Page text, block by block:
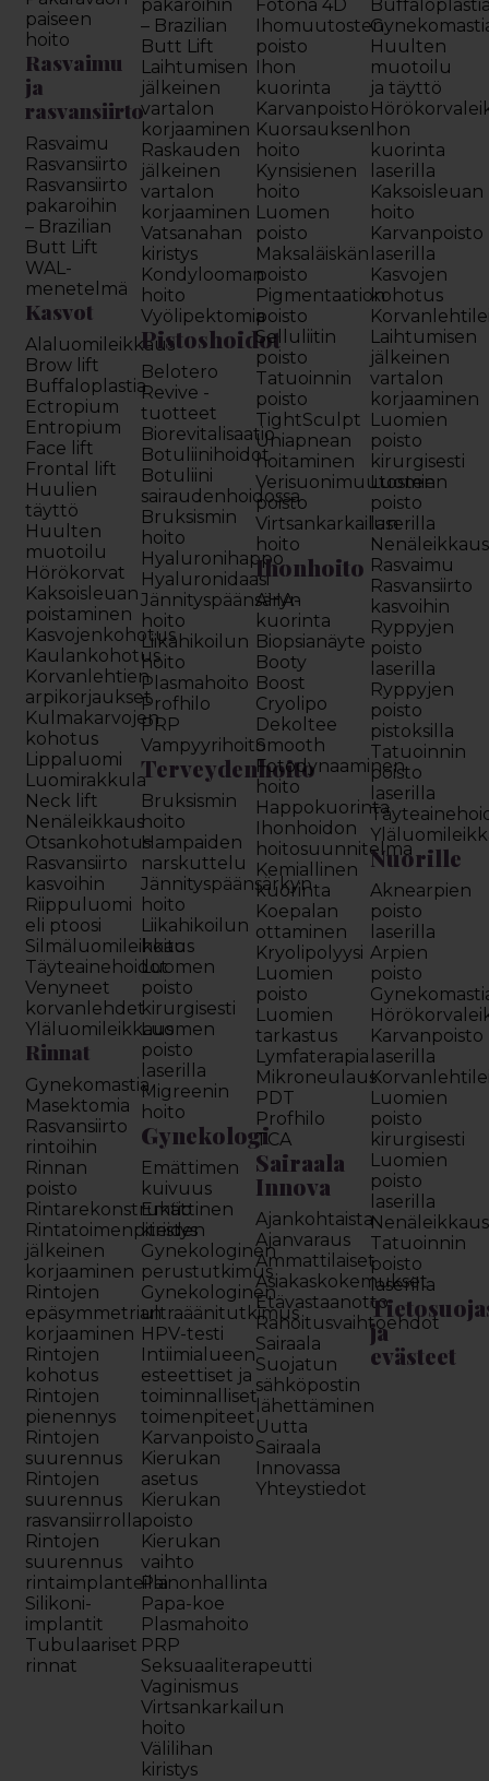
paiseen
hoito
Rasvaimu
ja
rasvansiirto
Rasvaimu
Rasvansiirto
Rasvansiirto
pakaroihin
– Brazilian
Butt Lift
WAL-
menetelmä
Kasvot
Alaluomileikkaus
Brow lift
Buffaloplastia
Ectropium
Entropium
Face lift
Frontal lift
Huulien
täyttö
Huulten
muotoilu
Hörökorvat
Kaksoisleuan
poistaminen
Kasvojenkohotus
Kaulankohotus
Korvanlehtien
arpikorjaukset
Kulmakarvojen
kohotus
Lippaluomi
Luomirakkula
Neck lift
Nenäleikkaus
Otsankohotus
Rasvansiirto
kasvoihin
Riippuluomi
eli ptoosi
Silmäluomileikkaus
Täyteainehoidot
Venyneet
korvanlehdet
Yläluomileikkaus
Rinnat
Gynekomastia
Masektomia
Rasvansiirto
rintoihin
Rinnan
poisto
Rintarekonstruktio
Rintatoimenpiteiden
jälkeinen
korjaaminen
Rintojen
epäsymmetrian
korjaaminen
Rintojen
kohotus
Rintojen
pienennys
Rintojen
suurennus
Rintojen
suurennus
rasvansiirrolla
Rintojen
suurennus
rintaimplanteilla
Silikoni-
implantit
Tubulaariset
rinnat
pakaroihin
– Brazilian
Butt Lift
Laihtumisen
jälkeinen
vartalon
korjaaminen
Raskauden
jälkeinen
vartalon
korjaaminen
Vatsanahan
kiristys
Kondylooman
hoito
Vyölipektomia
Pistoshoidot
Belotero
Revive -
tuotteet
Biorevitalisaatio
Botuliinihoidot
Botuliini
sairaudenhoidossa
Bruksismin
hoito
Hyaluronihappo
Hyaluronidaasi
Jännityspäänsäryn
hoito
Liikahikoilun
hoito
Plasmahoito
Profhilo
PRP
Vampyyrihoito
Terveydenhoito
Bruksismin
hoito
Hampaiden
narskuttelu
Jännityspäänsärkyn
hoito
Liikahikoilun
hoito
Luomen
poisto
kirurgisesti
Luomen
poisto
laserilla
Migreenin
hoito
Gynekologi
Emättimen
kuivuus
Emättinen
kiristys
Gynekologinen
perustutkimus
Gynekologinen
ultraäänitutkimus
HPV-testi
Intiimialueen
esteettiset ja
toiminnalliset
toimenpiteet
Karvanpoisto
Kierukan
asetus
Kierukan
poisto
Kierukan
vaihto
Painonhallinta
Papa-koe
Plasmahoito
PRP
Seksuaaliterapeutti
Vaginismus
Virtsankarkailun
hoito
Välilihan
kiristys
Fotona 4D
Ihomuutosten
poisto
Ihon
kuorinta
Karvanpoisto
Kuorsauksen
hoito
Kynsisienen
hoito
Luomen
poisto
Maksaläiskän
poisto
Pigmentaation
poisto
Selluliitin
poisto
Tatuoinnin
poisto
TightSculpt
Uniapnean
hoitaminen
Verisuonimuutosten
poisto
Virtsankarkailun
hoito
Ihonhoito
AHA-
kuorinta
Biopsianäyte
Booty
Boost
Cryolipo
Dekoltee
Smooth
Fotodynaaminen
hoito
Happokuorinta
Ihonhoidon
hoitosuunnitelma
Kemiallinen
kuorinta
Koepalan
ottaminen
Kryolipolyysi
Luomien
poisto
Luomien
tarkastus
Lymfaterapia
Mikroneulaus
PDT
Profhilo
TCA
Sairaala
Innova
Ajankohtaista
Ajanvaraus
Ammattilaiset
Asiakaskokemukset
Etävastaanotto
Rahoitusvaihtoehdot
Sairaala
Suojatun
sähköpostin
lähettäminen
Uutta
Sairaala
Innovassa
Yhteystiedot
Huulten
muotoilu
ja täyttö
Ihon
kuorinta
laserilla
Kaksoisleuan
hoito
Karvanpoisto
laserilla
Kasvojen
kohotus
Laihtumisen
jälkeinen
vartalon
korjaaminen
Luomien
poisto
kirurgisesti
Luomien
poisto
laserilla
Nenäleikkaus
Rasvaimu
Rasvansiirto
kasvoihin
Ryppyjen
poisto
laserilla
Ryppyjen
poisto
pistoksilla
Tatuoinnin
poisto
laserilla
Nuorille
Aknearpien
poisto
laserilla
Arpien
poisto
Karvanpoisto
laserilla
Luomien
poisto
kirurgisesti
Luomien
poisto
laserilla
Nenäleikkaus
Tatuoinnin
poisto
laserilla
ja
evästeet